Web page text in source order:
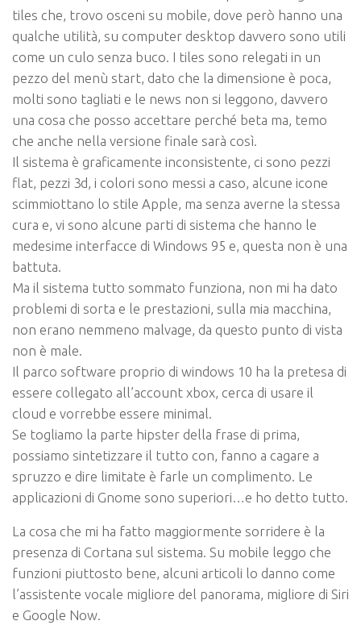
tiles che, trovo osceni su mobile, dove però hanno una
qualche utilità, su computer desktop davvero sono utili
come un culo senza buco. I tiles sono relegati in un
pezzo del menù start, dato che la dimensione è poca,
molti sono tagliati e le news non si leggono, davvero
una cosa che posso accettare perché beta ma, temo
che anche nella versione finale sarà così.
Il sistema è graficamente inconsistente, ci sono pezzi
flat, pezzi 3d, i colori sono messi a caso, alcune icone
scimmiottano lo stile Apple, ma senza averne la stessa
cura e, vi sono alcune parti di sistema che hanno le
medesime interfacce di Windows 95 e, questa non è una
battuta.
Ma il sistema tutto sommato funziona, non mi ha dato
problemi di sorta e le prestazioni, sulla mia macchina,
non erano nemmeno malvage, da questo punto di vista
non è male.
Il parco software proprio di windows 10 ha la pretesa di
essere collegato all’account xbox, cerca di usare il
cloud e vorrebbe essere minimal.
Se togliamo la parte hipster della frase di prima,
possiamo sintetizzare il tutto con, fanno a cagare a
spruzzo e dire limitate è farle un complimento. Le
applicazioni di Gnome sono superiori…e ho detto tutto.
La cosa che mi ha fatto maggiormente sorridere è la
presenza di Cortana sul sistema. Su mobile leggo che
funzioni piuttosto bene, alcuni articoli lo danno come
l’assistente vocale migliore del panorama, migliore di Siri
e Google Now.